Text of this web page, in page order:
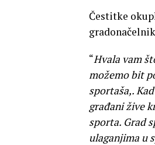
Čestitke
“Hvala vam
možemo bit
sportaša,.
građani žive
sporta. Grad
ulaganjima u